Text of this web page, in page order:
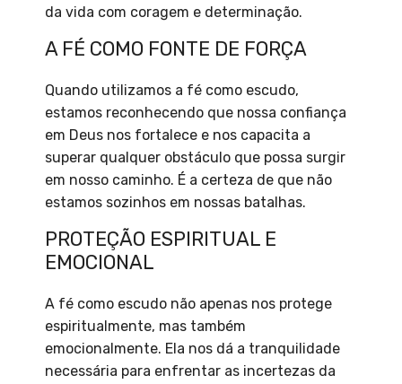
da vida com coragem e determinação.
A FÉ COMO FONTE DE FORÇA
Quando utilizamos a fé como escudo,
estamos reconhecendo que nossa confiança
em Deus nos fortalece e nos capacita a
superar qualquer obstáculo que possa surgir
em nosso caminho. É a certeza de que não
estamos sozinhos em nossas batalhas.
PROTEÇÃO ESPIRITUAL E
EMOCIONAL
A fé como escudo não apenas nos protege
espiritualmente, mas também
emocionalmente. Ela nos dá a tranquilidade
necessária para enfrentar as incertezas da